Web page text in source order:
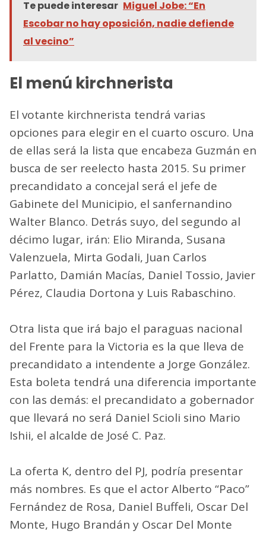
Te puede interesar Miguel Jobe: “En
Escobar no hay oposición, nadie defiende
al vecino”
El menú kirchnerista
El votante kirchnerista tendrá varias
opciones para elegir en el cuarto oscuro. Una
de ellas será la lista que encabeza Guzmán en
busca de ser reelecto hasta 2015. Su primer
precandidato a concejal será el jefe de
Gabinete del Municipio, el sanfernandino
Walter Blanco. Detrás suyo, del segundo al
décimo lugar, irán: Elio Miranda, Susana
Valenzuela, Mirta Godali, Juan Carlos
Parlatto, Damián Macías, Daniel Tossio, Javier
Pérez, Claudia Dortona y Luis Rabaschino.
Otra lista que irá bajo el paraguas nacional
del Frente para la Victoria es la que lleva de
precandidato a intendente a Jorge González.
Esta boleta tendrá una diferencia importante
con las demás: el precandidato a gobernador
que llevará no será Daniel Scioli sino Mario
Ishii, el alcalde de José C. Paz.
La oferta K, dentro del PJ, podría presentar
más nombres. Es que el actor Alberto “Paco”
Fernández de Rosa, Daniel Buffeli, Oscar Del
Monte, Hugo Brandán y Oscar Del Monte